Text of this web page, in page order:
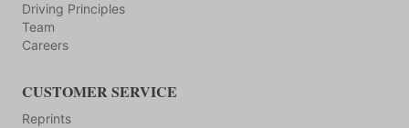
Driving Principles
Team
Careers
CUSTOMER SERVICE
Reprints